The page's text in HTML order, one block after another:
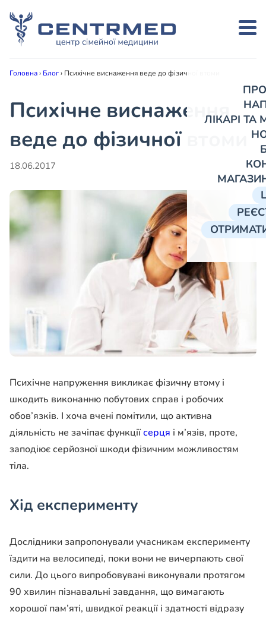
ЛІКАРІ
Головна› Блог› Психічне виснаження веде до фізичної втоми
Психічне виснаження
веде до фізичної втоми
18.06.2017
Психічне напруження викликає фізичну втому і
шкодить виконанню побутових справ і робочих
обов’язків. І хоча вчені помітили, що активна
діяльність не зачіпає функціїсерця і м’язів, проте,
заподіює серйозної шкоди фізичним можливостям
тіла.
Хід експерименту
Дослідники запропонували учасникам експерименту
їздити на велосипеді, поки вони не вичерпають свої
сили. До цього випробовувані виконували протягом
90 хвилин пізнавальні завдання, що вимагають
хорошої пам’яті, швидкої реакції і здатності відразу